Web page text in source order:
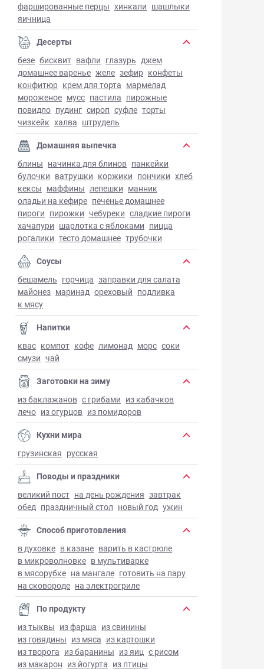
фаршированные перцы хинкали шашлыки
яичница
Десерты
безе бисквит вафли глазурь джем
домашнее варенье желе зефир конфеты
конфитюр крем для торта мармелад
мороженое мусс пастила пирожные
повидло пудинг сироп суфле торты
чизкейк халва штрудель
Домашняя выпечка
блины начинка для блинов панкейки
булочки ватрушки коржики пончики хлеб
кексы маффины лепешки манник
оладьи на кефире печенье домашнее
пироги пирожки чебуреки сладкие пироги
хачапури шарлотка с яблоками пицца
рогалики тесто домашнее трубочки
Соусы
бешамель горчица заправки для салата
майонез маринад ореховый подливка
к мясу
Напитки
квас компот кофе лимонад морс соки
смузи чай
Заготовки на зиму
из баклажанов с грибами из кабачков
лечо из огурцов из помидоров
Кухни мира
грузинская русская
Поводы и праздники
великий пост на день рождения завтрак
обед праздничный стол новый год ужин
Способ приготовления
в духовке в казане варить в кастрюле
в микроволновке в мультиварке
в мясорубке на мангале готовить на пару
на сковороде на электрогриле
По продукту
из тыквы из фарша из свинины
из говядины из мяса из картошки
из творога из баранины из яиц с рисом
из макарон из йогурта из птицы